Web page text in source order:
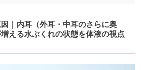
｜内耳（外耳・中耳のさらに奥
える水ぶくれの状態を体液の視点